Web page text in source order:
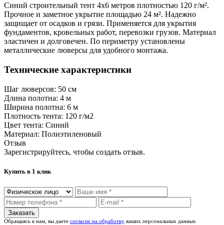
Синий строительный тент 4х6 метров плотностью 120 г/м².
Прочное и заметное укрытие площадью 24 м². Надежно
защищает от осадков и грязи. Применяется для укрытия
фундаментов, кровельных работ, перевозки грузов. Материал
эластичен и долговечен. По периметру установлены
металлические люверсы для удобного монтажа.
Технические характеристики
Шаг люверсов: 50 см
Длина полотна: 4 м
Ширина полотна: 6 м
Плотность тента: 120 г/м2
Цвет тента: Синий
Материал: Полиэтиленовый
Отзыв
Зарегистрируйтесь, чтобы создать отзыв.
Купить в 1 клик
Обращаясь к нам, вы даете согласие на обработку ваших персональных данных